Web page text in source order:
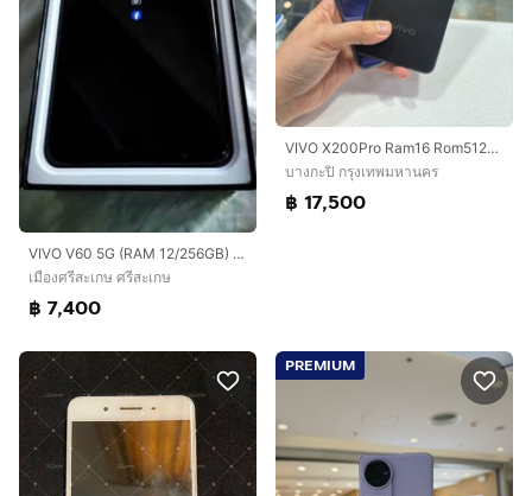
VIVO V60 5G (RAM 12/256GB) สี Mist Gray สภาพนางฟ้า อุปกรณ์ครบพร้อมกล่อง แถมหูฟังบลูทูธ
เมืองศรีสะเกษ ศรีสะเกษ
฿ 7,400
VIVO X200Pro Ram16 Rom512gb แบตเตอรี่96และ99
บางกะปิ กรุงเทพมหานคร
฿ 17,500
PREMIUM